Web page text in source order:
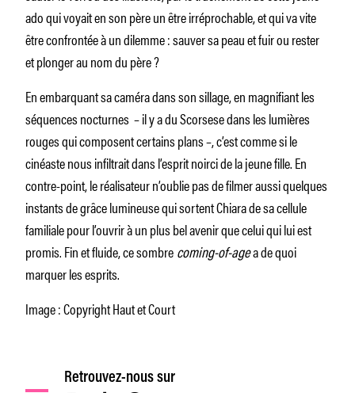
ado qui voyait en son père un être irréprochable, et qui va vite
être confrontée à un dilemme : sauver sa peau et fuir ou rester
et plonger au nom du père ?
En embarquant sa caméra dans son sillage, en magnifiant les
séquences nocturnes – il y a du Scorsese dans les lumières
rouges qui composent certains plans –, c’est comme si le
cinéaste nous infiltrait dans l’esprit noirci de la jeune fille. En
contre-point, le réalisateur n’oublie pas de filmer aussi quelques
instants de grâce lumineuse qui sortent Chiara de sa cellule
familiale pour l’ouvrir à un plus bel avenir que celui qui lui est
promis. Fin et fluide, ce sombrecoming-of-agea de quoi
marquer les esprits.
Image : Copyright Haut et Court
Retrouvez-nous sur